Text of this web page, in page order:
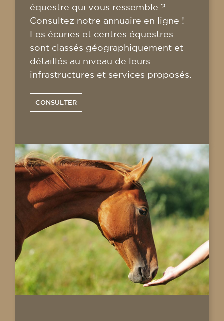
équestre qui vous ressemble ?
Consultez notre annuaire en ligne !
Les écuries et centres équestres
sont classés géographiquement et
détaillés au niveau de leurs
infrastructures et services proposés.
CONSULTER